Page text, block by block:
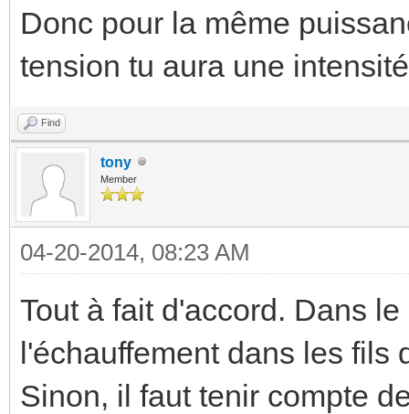
Donc pour la même
tension tu aura une
Find
tony
Member
04-20-2014, 08:23 AM
Tout à fait d'accord. Dans
l'échauffement dans les fils
Sinon, il faut tenir compte